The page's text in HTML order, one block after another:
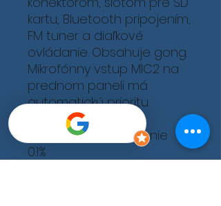
kartu, Bluetooth pripojením,
FM tuner a diaľkové
ovládanie. Obsahuje gong.
Mikrofónny vstup MIC2 na
prednom paneli má
automatickú prioritu.
- Harmonické skreslenie <
0.1%